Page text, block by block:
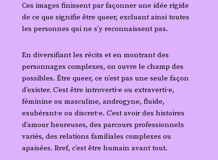
Ces images finissent par façonner une idée rigide
de ce que signifie être queer, excluant ainsi toutes
les personnes qui ne s’y reconnaissent pas.
En diversifiant les récits et en montrant des
personnages complexes, on ouvre le champ des
possibles. Être queer, ce n’est pas une seule façon
d’exister. C’est être introverti·e ou extraverti·e,
féminine ou masculine, androgyne, fluide,
exubérant·e ou discret·e. C’est avoir des histoires
d’amour heureuses, des parcours professionnels
variés, des relations familiales complexes ou
apaisées. Bref, c’est être humain avant tout.